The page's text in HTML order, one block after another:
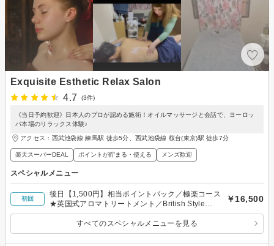
Exquisite Esthetic Relax Salon
4.7
(3件)
《当日予約歓迎》日本人のプロが認める施術！オイルマッサージと会話で、ヨーロッ
パ本場のリラックス体験♪
アクセス：西武池袋線 練馬駅 徒歩5分、西武池袋線 桜台(東京)駅 徒歩7分
楽天スーパーDEAL ポイントが貯まる・使える メンズ歓迎
スペシャルメニュー
初回
後日【1,500円】相当ポイントバック／極楽コース
★英国式アロマトリートメント／British Style
Aroma Treatment
￥16,500
すべてのスペシャルメニューを見る